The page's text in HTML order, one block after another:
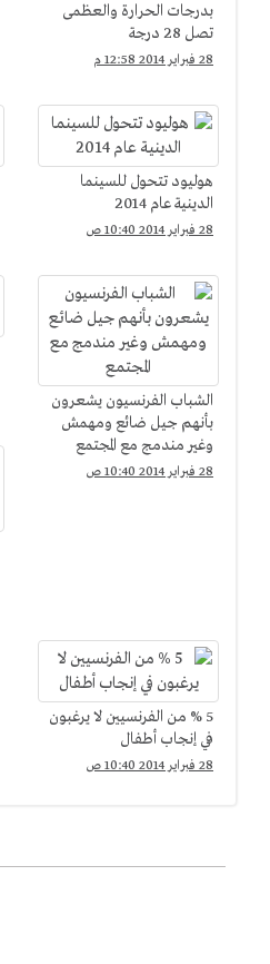
بدرجات الحرارة والعظمى
تصل 28 درجة
28 فبراير 2014 12:58 م
هوليود تتحول للسينما
الدينية عام 2014
28 فبراير 2014 10:40 ص
الشباب الفرنسيون يشعرون
بأنهم جيل ضائع ومهمش
وغير مندمج مع المجتمع
28 فبراير 2014 10:40 ص
5 % من الفرنسيين لا يرغبون
في إنجاب أطفال
28 فبراير 2014 10:40 ص